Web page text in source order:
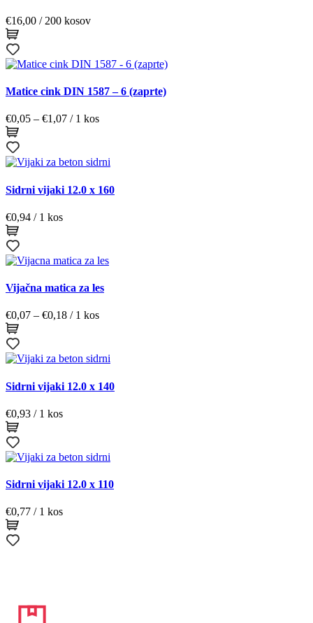
€16,00 / 200 kosov
Matice cink DIN 1587 – 6 (zaprte)
€0,05 – €1,07Cenovni
€0,05
do
/ 1 kos
Sidrni vijaki 12.0 x 160
€0,94 / 1 kos
Vijačna matica za les
€0,07 – €0,18Cenovni
€0,07
do
/ 1 kos
Sidrni vijaki 12.0 x 140
€0,93 / 1 kos
Sidrni vijaki 12.0 x 110
€0,77 / 1 kos